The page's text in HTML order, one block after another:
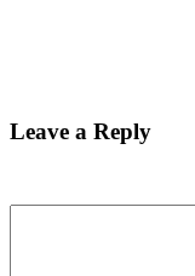
Leave a Reply